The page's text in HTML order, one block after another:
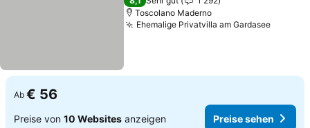
Toscolano Maderno
Ehemalige Privatvilla am GardaseePreise
Ab € 56
Preise von 10 Websites anzeigen Preise sehen